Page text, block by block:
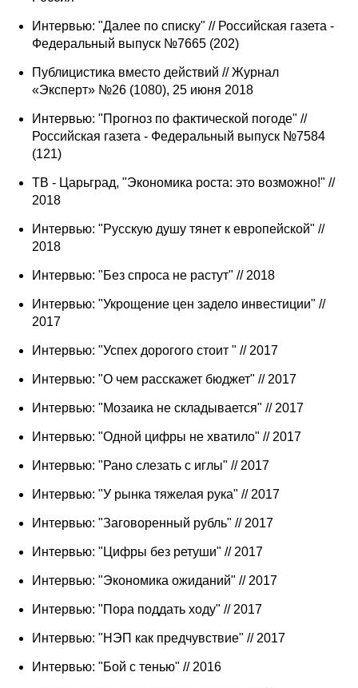
Интервью: "Далее по списку" // Российская газета -
Федеральный выпуск №7665 (202)
Публицистика вместо действий // Журнал
«Эксперт» №26 (1080), 25 июня 2018
Интервью: "Прогноз по фактической погоде" //
Российская газета - Федеральный выпуск №7584
(121)
ТВ - Царьград, "Экономика роста: это возможно!" //
2018
Интервью: "Русскую душу тянет к европейской" //
2018
Интервью: "Без спроса не растут" // 2018
Интервью: "Укрощение цен задело инвестиции" //
2017
Интервью: "Успех дорогого стоит " // 2017
Интервью: "О чем расскажет бюджет" // 2017
Интервью: "Мозаика не складывается" // 2017
Интервью: "Одной цифры не хватило" // 2017
Интервью: "Рано слезать с иглы" // 2017
Интервью: "У рынка тяжелая рука" // 2017
Интервью: "Заговоренный рубль" // 2017
Интервью: "Цифры без ретуши" // 2017
Интервью: "Экономика ожиданий" // 2017
Интервью: "Пора поддать ходу" // 2017
Интервью: "НЭП как предчувствие" // 2017
Интервью: "Бой с тенью" // 2016